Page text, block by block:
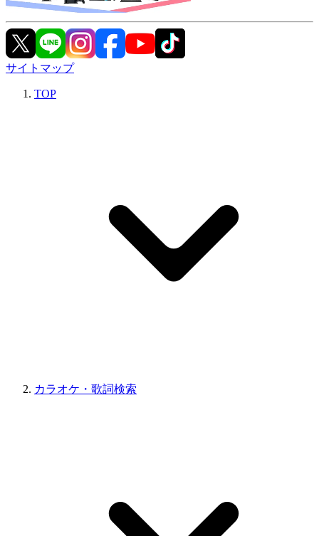
サイトマップ
TOP
カラオケ・歌詞検索